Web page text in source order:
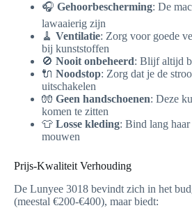
🎧 Gehoorbescherming: De
lawaaierig zijn
🧹 Ventilatie: Zorg voor goede
bij kunststoffen
🚫 Nooit onbeheerd: Blijf altijd
🔌 Noodstop: Zorg dat je de
uitschakelen
🧤 Geen handschoenen: Deze
komen te zitten
👕 Losse kleding: Bind lang haar
mouwen
Prijs-Kwaliteit Verhouding
De Lunyee 3018 bevindt zich in het
(meestal €200-€400), maar biedt: